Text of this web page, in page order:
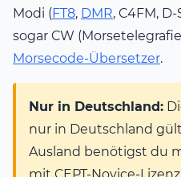
Modi (FT8, DMR, C4FM,
sogar CW
Morsecode-Übersetzer.
Nur in Deutschland:
nur in Deutschland
Ausland benötigst du